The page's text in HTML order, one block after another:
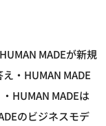
MADEが新規
・HUMAN MADE
HUMAN MADEは
のビジネスモデ